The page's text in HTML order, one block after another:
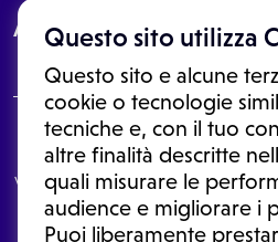
Questo sito utilizza
Questo sito e alcune
cookie o tecnologie
tecniche e, con il tuo
altre finalità descritte
quali misurare le
audience e migliorare i
Puoi liberamente
About
Le informazioni proposte in questo
In nessun caso, queste informazioni
visita o una diagnosi formulata dal
le informazioni disponibili come
una diagnosi, la determinazione di
sospensione di un farmaco senza